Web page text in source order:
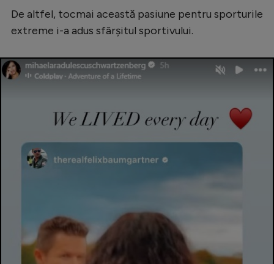
Alte sporturi
JO 2024
JO 2026
Creează cont
De altfel, tocmai această pasiune pentru sporturile
extreme i-a adus sfârșitul sportivului.